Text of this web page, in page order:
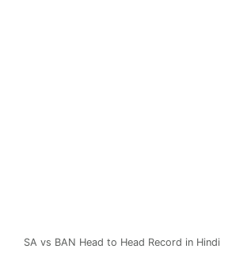
SA vs BAN Head to Head Record in Hindi